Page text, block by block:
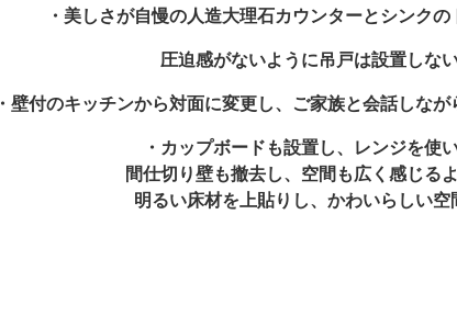
・美しさが自慢の人造大理石カウンターとシンクの
圧迫感がないように吊戸は設置しな
・壁付のキッチンから対面に変更し、ご家族と会話しな
・カップボードも設置し、レンジを使
間仕切り壁も撤去し、空間も広く感じる
明るい床材を上貼りし、かわいらしい空